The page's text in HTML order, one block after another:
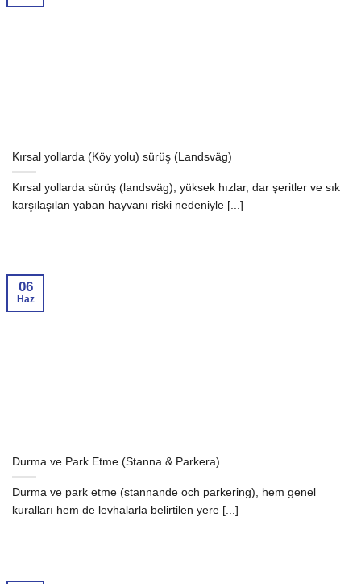
Kırsal yollarda (Köy yolu) sürüş (Landsväg)
Kırsal yollarda sürüş (landsväg), yüksek hızlar, dar şeritler ve sık
karşılaşılan yaban hayvanı riski nedeniyle [...]
Durma ve Park Etme (Stanna & Parkera)
Durma ve park etme (stannande och parkering), hem genel
kuralları hem de levhalarla belirtilen yere [...]
06
Haz